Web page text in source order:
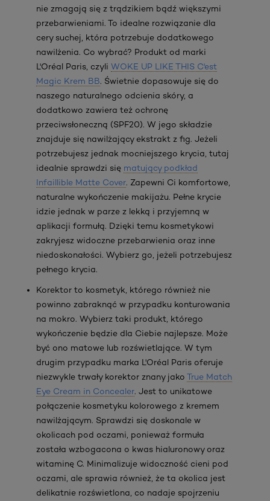
nie zmagają się z trądzikiem bądź większymi
przebarwieniami. To idealne rozwiązanie dla
cery suchej, która potrzebuje dodatkowego
nawilżenia. Co wybrać? Produkt od marki
L'Oréal Paris, czyli WOKE UP LIKE THIS C'est
Magic Krem BB. Świetnie dopasowuje się do
naszego naturalnego odcienia skóry, a
dodatkowo zawiera też ochronę
przeciwsłoneczną (SPF20). W jego składzie
znajduje się nawilżający ekstrakt z fig. Jeżeli
potrzebujesz jednak mocniejszego krycia, tutaj
idealnie sprawdzi się matujący podkład
Infaillible Matte Cover. Zapewni Ci komfortowe,
naturalne wykończenie makijażu. Pełne krycie
idzie jednak w parze z lekką i przyjemną w
aplikacji formułą. Dzięki temu kosmetykowi
zakryjesz widoczne przebarwienia oraz inne
niedoskonałości. Wybierz go, jeżeli potrzebujesz
pełnego krycia.
Korektor to kosmetyk, którego również nie
powinno zabraknąć w przypadku konturowania
na mokro. Wybierz taki produkt, którego
wykończenie będzie dla Ciebie najlepsze. Może
być ono matowe lub rozświetlające. W tym
drugim przypadku marka L'Oréal Paris oferuje
niezwykle trwały korektor znany jako True Match
Eye Cream in Concealer. Jest to unikatowe
połączenie kosmetyku kolorowego z kremem
nawilżającym. Sprawdzi się doskonale w
okolicach pod oczami, ponieważ formuła
została wzbogacona o kwas hialuronowy oraz
witaminę C. Minimalizuje widoczność cieni pod
oczami, ale sprawia również, że ta okolica jest
delikatnie rozświetlona, co nadaje spojrzeniu